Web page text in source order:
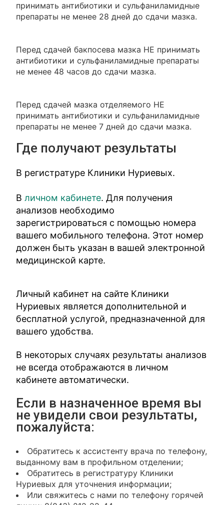
принимать антибиотики и сульфаниламидные
препараты не менее 28 дней до сдачи мазка.
Перед сдачей бакпосева мазка НЕ принимать
антибиотики и сульфаниламидные препараты
не менее 48 часов до сдачи мазка.
Перед сдачей мазка отделяемого НЕ
принимать антибиотики и сульфаниламидные
препараты не менее 7 дней до сдачи мазка.
Где получают результаты
В регистратуре Клиники Нуриевых.
Вличном кабинете. Для получения
анализов необходимо
зарегистрироваться с помощью номера
вашего мобильного телефона. Этот номер
должен быть указан в вашей электронной
медицинской карте.
Личный кабинет на сайте Клиники
Нуриевых является дополнительной и
бесплатной услугой, предназначенной для
вашего удобства.
В некоторых случаях результаты анализов
не всегда отображаются в личном
кабинете автоматически.
Если в назначенное время вы
не увидели свои результаты,
пожалуйста:
Обратитесь к ассистенту врача по телефону,
выданному вам в профильном отделении;
Обратитесь в регистратуру Клиники
Нуриевых для уточнения информации;
Или свяжитесь с нами по телефону горячей